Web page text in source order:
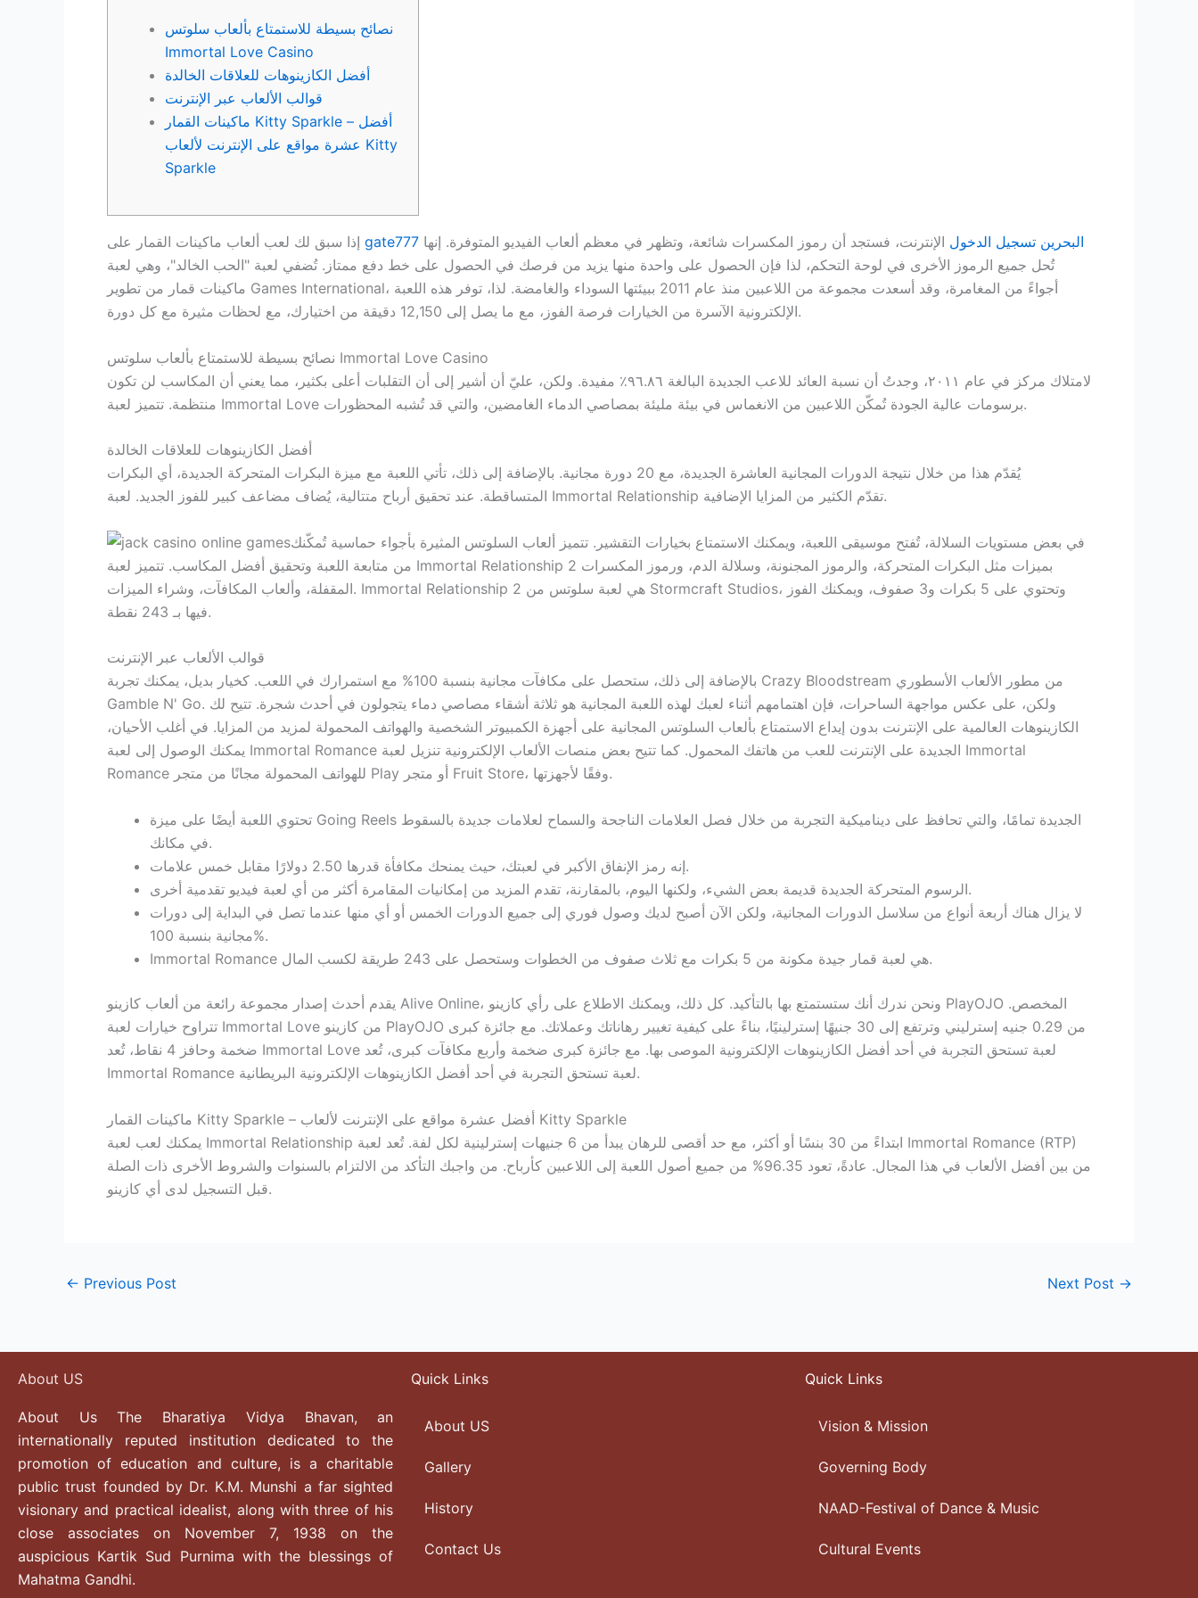
نصائح بسيطة للاستمتاع بألعاب سلوتس
Immortal Love Casino
أفضل الكازينوهات للعلاقات الخالدة
قوالب الألعاب عبر الإنترنت
ماكينات القمار Kitty Sparkle – أفضل
عشرة مواقع على الإنترنت لألعاب Kitty
Sparkle
gate777 البحرين تسجيل الدخول الإنترنت، فستجد أن رموز المكسرات شائعة، وتظهر في معظم ألعاب الفيديو المتوفرة. إنها
تُحل جميع الرموز الأخرى في لوحة التحكم، لذا فإن الحصول على واحدة منها يزيد من فرصك في الحصول على خط دفع ممتاز. تُضفي لعبة "الحب الخالد"، وهي لعبة
ماكينات قمار من تطوير Games International، أجواءً من المغامرة، وقد أسعدت مجموعة من اللاعبين منذ عام 2011 ببيئتها السوداء والغامضة.
لذا، توفر هذه اللعبة
الإلكترونية الآسرة من الخيارات فرصة الفوز، مع ما يصل إلى 12,150 دقيقة من اختيارك، مع لحظات مثيرة مع كل دورة.
نصائح بسيطة للاستمتاع بألعاب سلوتس Immortal Love Casino
لامتلاك مركز في عام ٢٠١١، وجدتُ أن نسبة العائد للاعب الجديدة البالغة ٩٦.٨٦٪ مفيدة. ولكن، عليّ أن أشير إلى أن التقلبات أعلى بكثير، مما يعني أن المكاسب لن تكون
منتظمة. تتميز لعبة Immortal Love برسومات عالية الجودة تُمكّن اللاعبين من الانغماس في بيئة مليئة بمصاصي الدماء الغامضين، والتي قد تُشبه المحظورات.
أفضل الكازينوهات للعلاقات الخالدة
يُقدّم هذا من خلال نتيجة الدورات المجانية العاشرة الجديدة، مع 20 دورة مجانية. بالإضافة إلى ذلك، تأتي اللعبة مع ميزة البكرات المتحركة الجديدة، أي البكرات
المتساقطة. عند تحقيق أرباح متتالية، يُضاف مضاعف كبير للفوز الجديد. لعبة Immortal Relationship تقدّم الكثير من المزايا الإضافية.
في بعض مستويات السلالة، تُفتح موسيقى اللعبة، ويمكنك الاستمتاع بخيارات التقشير. تتميز ألعاب السلوتس المثيرة بأجواء حماسية تُمكّنك
من متابعة اللعبة وتحقيق أفضل المكاسب. تتميز لعبة Immortal Relationship 2 بميزات مثل البكرات المتحركة، والرموز المجنونة، وسلالة الدم، ورموز المكسرات
المقفلة، وألعاب المكافآت، وشراء الميزات. Immortal Relationship 2 هي لعبة سلوتس من Stormcraft Studios، وتحتوي على 5 بكرات و3 صفوف، ويمكنك الفوز
فيها بـ 243 نقطة.
قوالب الألعاب عبر الإنترنت
بالإضافة إلى ذلك، ستحصل على مكافآت مجانية بنسبة 100% مع استمرارك في اللعب. كخيار بديل، يمكنك تجربة Crazy Bloodstream من مطور الألعاب الأسطوري
Gamble N' Go. ولكن، على عكس مواجهة الساحرات، فإن اهتمامهم أثناء لعبك لهذه اللعبة المجانية هو ثلاثة أشقاء مصاصي دماء يتجولون في أحدث شجرة. تتيح لك
الكازينوهات العالمية على الإنترنت بدون إيداع الاستمتاع بألعاب السلوتس المجانية على أجهزة الكمبيوتر الشخصية والهواتف المحمولة لمزيد من المزايا. في أغلب الأحيان،
يمكنك الوصول إلى لعبة Immortal Romance الجديدة على الإنترنت للعب من هاتفك المحمول. كما تتيح بعض منصات الألعاب الإلكترونية تنزيل لعبة Immortal
Romance للهواتف المحمولة مجانًا من متجر Play أو متجر Fruit Store، وفقًا لأجهزتها.
تحتوي اللعبة أيضًا على ميزة Going Reels الجديدة تمامًا، والتي تحافظ على ديناميكية التجربة من خلال فصل العلامات الناجحة والسماح لعلامات جديدة بالسقوط
في مكانك.
إنه رمز الإنفاق الأكبر في لعبتك، حيث يمنحك مكافأة قدرها 2.50 دولارًا مقابل خمس علامات.
الرسوم المتحركة الجديدة قديمة بعض الشيء، ولكنها اليوم، بالمقارنة، تقدم المزيد من إمكانيات المقامرة أكثر من أي لعبة فيديو تقدمية أخرى.
لا يزال هناك أربعة أنواع من سلاسل الدورات المجانية، ولكن الآن أصبح لديك وصول فوري إلى جميع الدورات الخمس أو أي منها عندما تصل في البداية إلى دورات
مجانية بنسبة 100%.
Immortal Romance هي لعبة قمار جيدة مكونة من 5 بكرات مع ثلاث صفوف من الخطوات وستحصل على 243 طريقة لكسب المال.
يقدم أحدث إصدار مجموعة رائعة من ألعاب كازينو Alive Online، ونحن ندرك أنك ستستمتع بها بالتأكيد. كل ذلك، ويمكنك الاطلاع على رأي كازينو PlayOJO المخصص.
تتراوح خيارات لعبة Immortal Love من كازينو PlayOJO من 0.29 جنيه إسترليني وترتفع إلى 30 جنيهًا إسترلينيًا، بناءً على كيفية تغيير رهاناتك وعملاتك. مع جائزة كبرى
ضخمة وحافز 4 نقاط، تُعد Immortal Love لعبة تستحق التجربة في أحد أفضل الكازينوهات الإلكترونية الموصى بها. مع جائزة كبرى ضخمة وأربع مكافآت كبرى، تُعد
Immortal Romance لعبة تستحق التجربة في أحد أفضل الكازينوهات الإلكترونية البريطانية.
ماكينات القمار Kitty Sparkle – أفضل عشرة مواقع على الإنترنت لألعاب Kitty Sparkle
يمكنك لعب لعبة Immortal Relationship ابتداءً من 30 بنسًا أو أكثر، مع حد أقصى للرهان يبدأ من 6 جنيهات إسترلينية لكل لفة. تُعد لعبة Immortal Romance (RTP)
من بين أفضل الألعاب في هذا المجال. عادةً، تعود 96.35% من جميع أصول اللعبة إلى اللاعبين كأرباح. من واجبك التأكد من الالتزام بالسنوات والشروط الأخرى ذات الصلة
قبل التسجيل لدى أي كازينو.
← Previous Post Next Post →
About US
About Us The Bharatiya Vidya Bhavan, an
internationally reputed institution dedicated to the
promotion of education and culture, is a charitable
public trust founded by Dr. K.M. Munshi a far sighted
visionary and practical idealist, along with three of his
close associates on November 7, 1938 on the
auspicious Kartik Sud Purnima with the blessings of
Mahatma Gandhi.
Quick Links
About US
Gallery
History
Contact Us
Quick Links
Vision & Mission
Governing Body
NAAD-Festival of Dance & Music
Cultural Events